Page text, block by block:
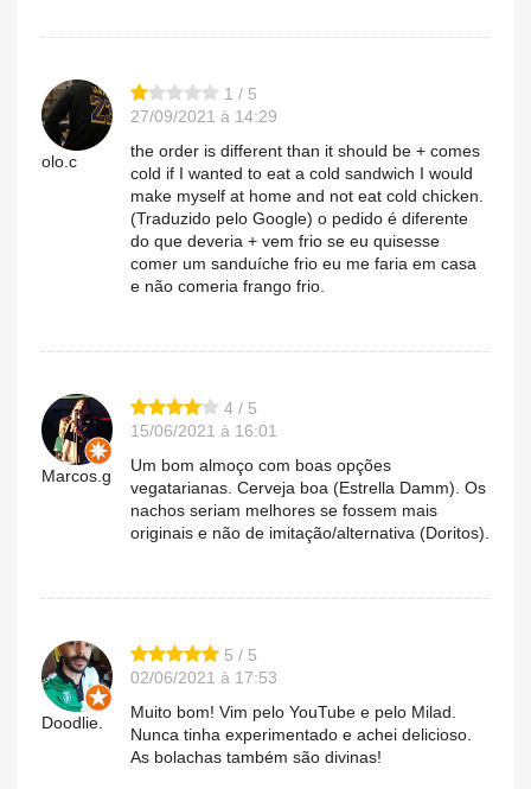
olo.c
1 / 5
27/09/2021 à 14:29
the order is different than it should be + comes
cold if I wanted to eat a cold sandwich I would
make myself at home and not eat cold chicken.
(Traduzido pelo Google) o pedido é diferente
do que deveria + vem frio se eu quisesse
comer um sanduíche frio eu me faria em casa
e não comeria frango frio.
Marcos.g
4 / 5
15/06/2021 à 16:01
Um bom almoço com boas opções
vegatarianas. Cerveja boa (Estrella Damm). Os
nachos seriam melhores se fossem mais
originais e não de imitação/alternativa (Doritos).
Doodlie.
5 / 5
02/06/2021 à 17:53
Muito bom! Vim pelo YouTube e pelo Milad.
Nunca tinha experimentado e achei delicioso.
As bolachas também são divinas!